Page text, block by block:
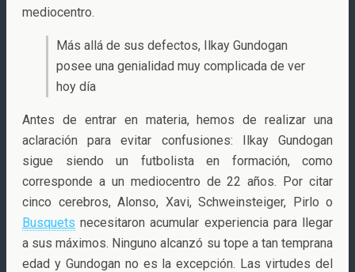
mediocentro.
Más allá de sus defectos, Ilkay Gundogan
posee una genialidad muy complicada de ver
hoy día
Antes de entrar en materia, hemos de realizar una
aclaración para evitar confusiones: Ilkay Gundogan
sigue siendo un futbolista en formación, como
corresponde a un mediocentro de 22 años. Por citar
cinco cerebros, Alonso, Xavi, Schweinsteiger, Pirlo o
Busquets necesitaron acumular experiencia para llegar
a sus máximos. Ninguno alcanzó su tope a tan temprana
edad y Gundogan no es la excepción. Las virtudes del